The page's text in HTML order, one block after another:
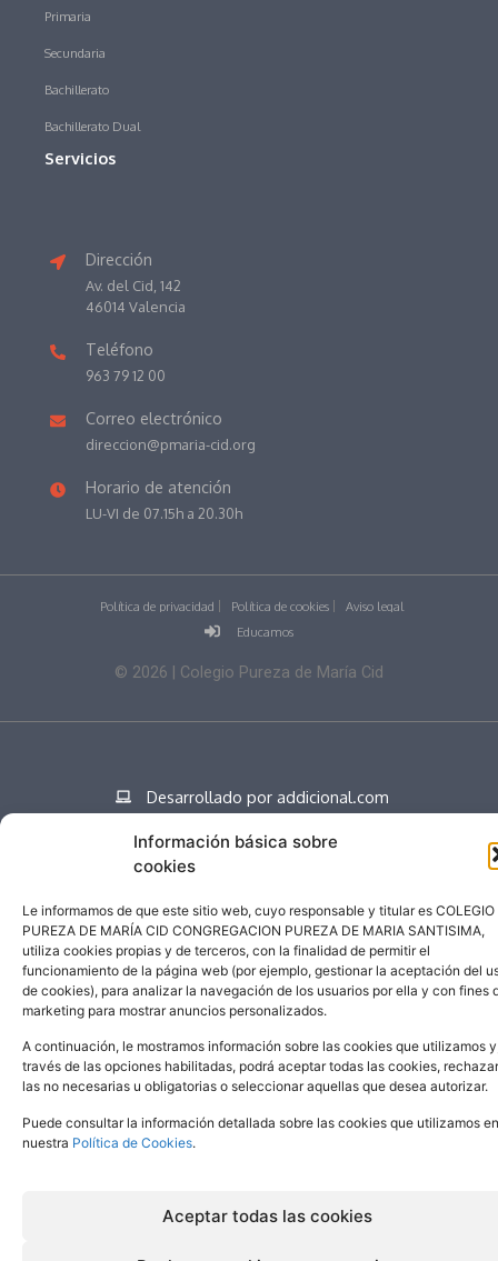
Información básica sobre
cookies
Le informamos de que este sitio web, cuyo responsable y titular es COLEGIO
PUREZA DE MARÍA CID CONGREGACION PUREZA DE MARIA SANTISIMA,
utiliza cookies propias y de terceros, con la finalidad de permitir el
funcionamiento de la página web (por ejemplo, gestionar la aceptación del
de cookies), para analizar la navegación de los usuarios por ella y con fines
marketing para mostrar anuncios personalizados.
A continuación, le mostramos información sobre las cookies que utilizamos
través de las opciones habilitadas, podrá aceptar todas las cookies, rechazar
las no necesarias u obligatorias o seleccionar aquellas que desea autorizar.
Puede consultar la información detallada sobre las cookies que utilizamos en
nuestra Política de Cookies.
Aceptar todas las cookies
Primaria
Secundaria
Bachillerato
Bachillerato Dual
Servicios
Dirección
Av. del Cid, 142
46014 Valencia
Teléfono
963 79 12 00
Correo electrónico
direccion@pmaria-cid.org
Horario de atención
LU-VI de 07.15h a 20.30h
Política de privacidad Política de cookies
Aviso legal
Educamos
© 2026 | Colegio Pureza de María Cid
Desarrollado por addicional.com